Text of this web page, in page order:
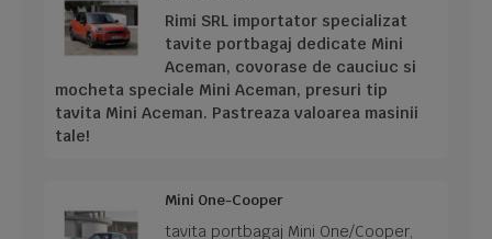
Rimi SRL importator specializat
tavite portbagaj dedicate Mini
Aceman, covorase de cauciuc si
mocheta speciale Mini Aceman, presuri tip
tavita Mini Aceman. Pastreaza valoarea masinii
tale!
Mini One-Cooper
tavita portbagaj Mini One/Cooper,